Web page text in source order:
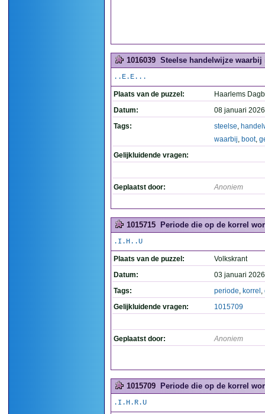
1016039 Steelse handelwijze
..E.E...
Plaats van de puzzel:
Haarlems
Datum:
08 januari
Tags:
steelse,
waarbij, boot,
Gelijkluidende vragen:
Geplaatst door: Anoniem
1015715 Periode die op de korrel
.I.H..U
Plaats van de puzzel:
Volkskrant
Datum:
03 januari
Tags:
periode, korrel ,
Gelijkluidende vragen:
1015709
Geplaatst door: Anoniem
1015709 Periode die op de korrel
.I.H.R.U